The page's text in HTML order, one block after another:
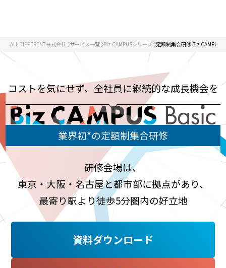
ALL DIFFERENT株式会社 サービス一覧 Biz CAMPUSシリーズ 定額制集合研修 Biz CAMPUS
コストを気にせず、全社員に継続的な成長機会を
業界初*の定額制集合研修
研修会場は、
東京・大阪・名古屋と都市部に拠点があり、
最寄り駅より徒歩5分圏内の好立地
資料ダウンロード